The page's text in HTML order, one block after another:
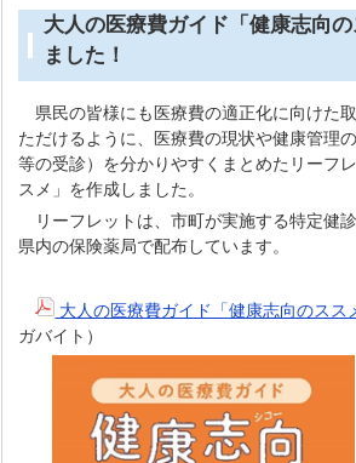
大人の医療費ガイド「健康志向
ました！
県民の皆様にも医療費の適正化に向けた
ただけるように、医療費の現状や健康管理
等の受診）を分かりやすくまとめたリーフ
スメ」を作成しました。
リーフレットは、市町が実施する特定健
県内の保険薬局で配布しています。
大人の医療費ガイド「健康志向のスス
ガバイト）